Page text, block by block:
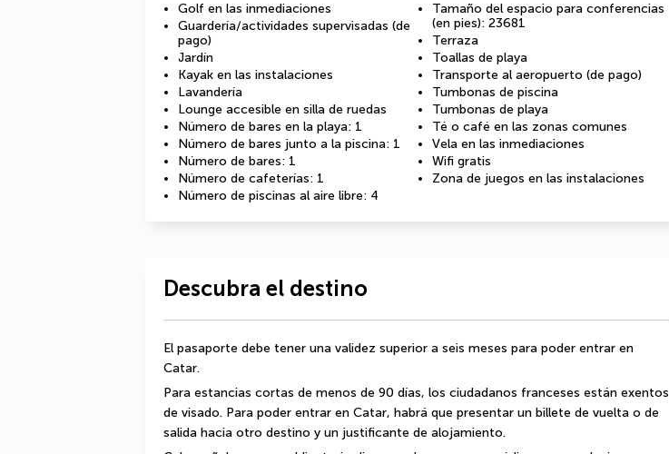
Golf en las inmediaciones
Guardería/actividades supervisadas (de
pago)
Jardín
Kayak en las instalaciones
Lavandería
Lounge accesible en silla de ruedas
Número de bares en la playa: 1
Número de bares junto a la piscina: 1
Número de bares: 1
Número de cafeterías: 1
Número de piscinas al aire libre: 4
Tamaño del espacio para conferencias
(en pies): 23681
Terraza
Toallas de playa
Transporte al aeropuerto (de pago)
Tumbonas de piscina
Tumbonas de playa
Té o café en las zonas comunes
Vela en las inmediaciones
Wifi gratis
Zona de juegos en las instalaciones
Descubra el destino
El pasaporte debe tener una validez superior a seis meses para poder entrar en
Catar.
Para estancias cortas de menos de 90 días, los ciudadanos franceses están exentos
de visado. Para poder entrar en Catar, habrá que presentar un billete de vuelta o de
salida hacia otro destino y un justificante de alojamiento.